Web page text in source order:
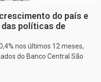
do país e
das políticas de
nos últimos 12 meses,
do Banco Central São